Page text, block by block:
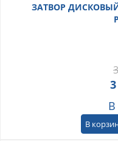
ЗАТВОР
В
В